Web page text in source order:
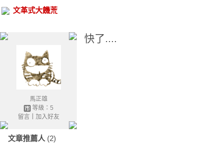
文革式大饑荒
馬正雄
等級：5
留言｜ 加入好友
文章推薦人 (2)
快了....